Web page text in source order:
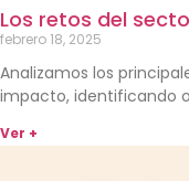
Los retos del
febrero 18, 2025
Analizamos los
impacto, identificando
Ver +